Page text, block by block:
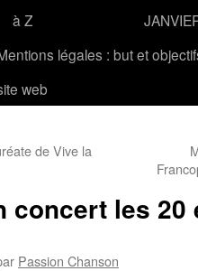
à Z
légales : but et
web
de Vive la
concert les 20
Passion Chanson